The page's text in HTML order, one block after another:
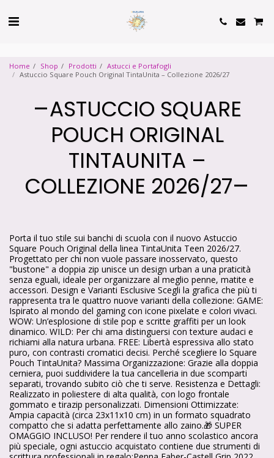
Home Shop Prodotti
Astucci e Portafogli
Astuccio Square Pouch Original TintaUnita – Collezione 2026/27
ASTUCCIO SQUARE
POUCH ORIGINAL
TINTAUNITA –
COLLEZIONE 2026/27
Porta il tuo stile sui banchi di scuola con il nuovo Astuccio
Square Pouch Original della linea TintaUnita Teen 2026/27.
Progettato per chi non vuole passare inosservato, questo
"bustone" a doppia zip unisce un design urban a una praticità
senza eguali, ideale per organizzare al meglio penne, matite e
accessori. Design e Varianti Esclusive Scegli la grafica che più ti
rappresenta tra le quattro nuove varianti della collezione: GAME:
Ispirato al mondo del gaming con icone pixelate e colori vivaci.
WOW: Un’esplosione di stile pop e scritte graffiti per un look
dinamico. WILD: Per chi ama distinguersi con texture audaci e
richiami alla natura urbana. FREE: Libertà espressiva allo stato
puro, con contrasti cromatici decisi. Perché scegliere lo Square
Pouch TintaUnita? Massima Organizzazione: Grazie alla doppia
cerniera, puoi suddividere la tua cancelleria in due scomparti
separati, trovando subito ciò che ti serve. Resistenza e Dettagli:
Realizzato in poliestere di alta qualità, con logo frontale
gommato e tirazip personalizzati. Dimensioni Ottimizzate:
Ampia capacità (circa 23x11x10 cm) in un formato squadrato
compatto che si adatta perfettamente allo zaino.🎁 SUPER
OMAGGIO INCLUSO! Per rendere il tuo anno scolastico ancora
più speciale, ogni astuccio acquistato contiene due strumenti di